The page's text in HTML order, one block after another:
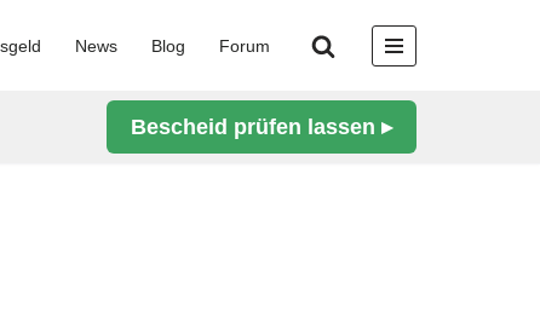
News Blog Forum
Bescheid prüfen lassen ▸